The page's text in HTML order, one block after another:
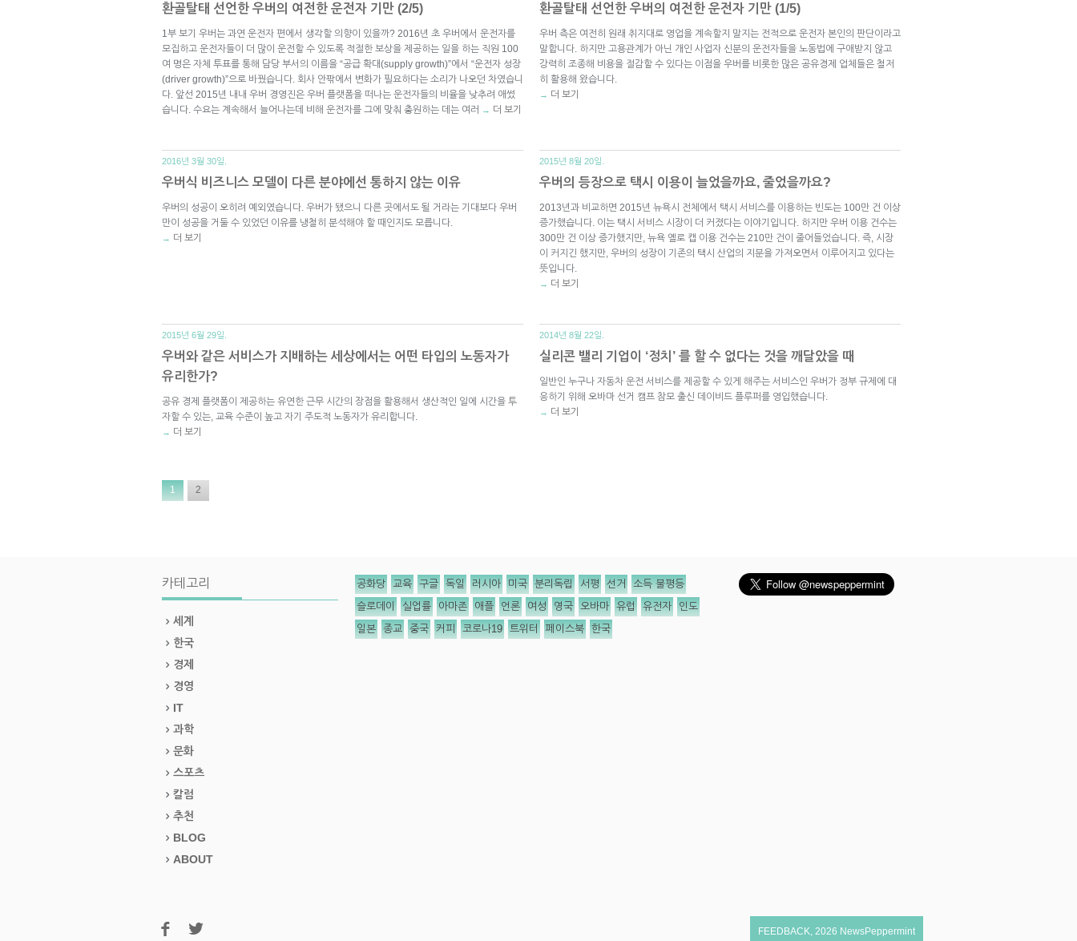
환골탈태 선언한 우버의 여전한 운전자 기만 (2/5)
1부 보기 우버는 과연 운전자 편에서 생각할 의향이 있을까? 2016년 초 우버에서 운전자를
모집하고 운전자들이 더 많이 운전할 수 있도록 적절한 보상을 제공하는 일을 하는 직원 100
여 명은 자체 투표를 통해 담당 부서의 이름을 “공급 확대(supply growth)”에서 “운전자 성장
(driver growth)”으로 바꿨습니다. 회사 안팎에서 변화가 필요하다는 소리가 나오던 차였습니
다. 앞선 2015년 내내 우버 경영진은 우버 플랫폼을 떠나는 운전자들의 비율을 낮추려 애썼
습니다. 수요는 계속해서 늘어나는데 비해 운전자를 그에 맞춰 충원하는 데는 여러 → 더 보기
환골탈태 선언한 우버의 여전한 운전자 기만 (1/5)
우버 측은 여전히 원래 취지대로 영업을 계속할지 말지는 전적으로 운전자 본인의 판단이라고
말합니다. 하지만 고용관계가 아닌 개인 사업자 신분의 운전자들을 노동법에 구애받지 않고
강력히 조종해 비용을 절감할 수 있다는 이점을 우버를 비롯한 많은 공유경제 업체들은 철저
히 활용해 왔습니다.
→ 더 보기
2016년 3월 30일.
우버식 비즈니스 모델이 다른 분야에선 통하지 않는 이유
우버의 성공이 오히려 예외였습니다. 우버가 됐으니 다른 곳에서도 될 거라는 기대보다 우버
만이 성공을 거둘 수 있었던 이유를 냉철히 분석해야 할 때인지도 모릅니다.
→ 더 보기
2015년 8월 20일.
우버의 등장으로 택시 이용이 늘었을까요, 줄었을까요?
2013년과 비교하면 2015년 뉴욕시 전체에서 택시 서비스를 이용하는 빈도는 100만 건 이상
증가했습니다. 이는 택시 서비스 시장이 더 커졌다는 이야기입니다. 하지만 우버 이용 건수는
300만 건 이상 증가했지만, 뉴욕 옐로 캡 이용 건수는 210만 건이 줄어들었습니다. 즉, 시장
이 커지긴 했지만, 우버의 성장이 기존의 택시 산업의 지분을 가져오면서 이루어지고 있다는
뜻입니다.
→ 더 보기
2015년 6월 29일.
우버와 같은 서비스가 지배하는 세상에서는 어떤 타입의 노동자가
유리한가?
공유 경제 플랫폼이 제공하는 유연한 근무 시간의 장점을 활용해서 생산적인 일에 시간을 투
자할 수 있는, 교육 수준이 높고 자기 주도적 노동자가 유리합니다.
→ 더 보기
2014년 8월 22일.
실리콘 밸리 기업이 ‘정치’ 를 할 수 없다는 것을 깨달았을 때
일반인 누구나 자동차 운전 서비스를 제공할 수 있게 해주는 서비스인 우버가 정부 규제에 대
응하기 위해 오바마 선거 캠프 참모 출신 데이비드 플루퍼를 영입했습니다.
→ 더 보기
1 2
카테고리
세계
한국
경제
경영
IT
과학
문화
스포츠
칼럼
추천
BLOG
ABOUT
공화당 교육 구글 독일 러시아 미국 분리독립 서평 선거 소득 불평등
슬로데이 실업률 아마존 애플 언론 여성 영국 오바마 유럽 유전자 인도
일본 종교 중국 커피 코로나19 트위터 페이스북 한국
FEEDBACK, 2026 NewsPeppermint